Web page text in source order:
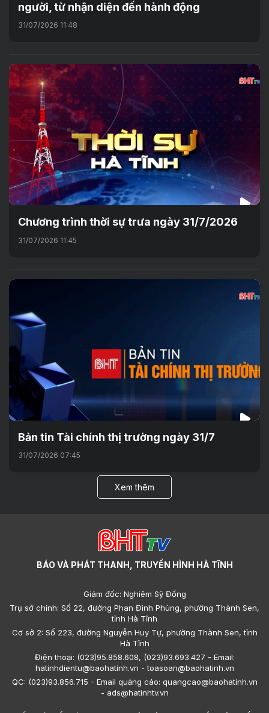
người, từ nhận diện đến hành động
31/07/2026 11:48
Chương trình thời sự trưa ngày 31/7/2026
31/07/2026 11:45
Bản tin Tài chính thị trường ngày 31/7
31/07/2026 07:45
Xem thêm
BÁO VÀ PHÁT THANH, TRUYỀN HÌNH HÀ TĨNH
Giám đốc: Nghiêm Sỹ Đống
Trụ sở chính: Số 22, đường Phan Đình Phùng, phường Thành Sen,
tỉnh Hà Tĩnh
Cơ sở 2: Số 223, đường Nguyễn Huy Tự, phường Thành Sen, tỉnh
Hà Tĩnh
Điện thoại: (023)95.858.608, (023)93.693.427 - Email:
hatinhdientu@baohatinh.vn - toasoan@baohatinh.vn
QC: (023)93.856.715 - Email quảng cáo: quangcao@baohatinh.vn
- ads@hatinhtv.vn